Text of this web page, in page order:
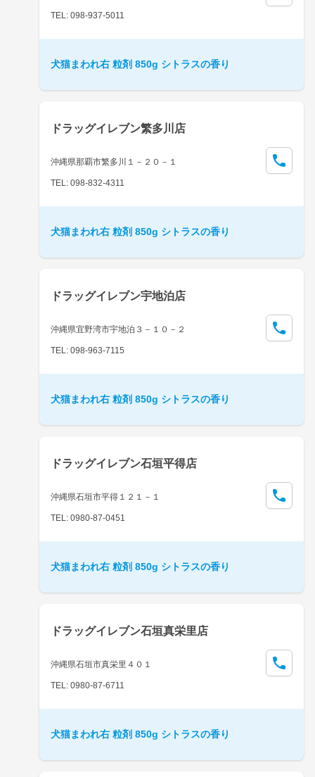
TEL: 098-937-5011
犬猫まわれ右 粒剤 850g シトラスの香り
ドラッグイレブン繁多川店
沖縄県那覇市繁多川１－２０－１
TEL: 098-832-4311
犬猫まわれ右 粒剤 850g シトラスの香り
ドラッグイレブン宇地泊店
沖縄県宜野湾市宇地泊３－１０－２
TEL: 098-963-7115
犬猫まわれ右 粒剤 850g シトラスの香り
ドラッグイレブン石垣平得店
沖縄県石垣市平得１２１－１
TEL: 0980-87-0451
犬猫まわれ右 粒剤 850g シトラスの香り
ドラッグイレブン石垣真栄里店
沖縄県石垣市真栄里４０１
TEL: 0980-87-6711
犬猫まわれ右 粒剤 850g シトラスの香り